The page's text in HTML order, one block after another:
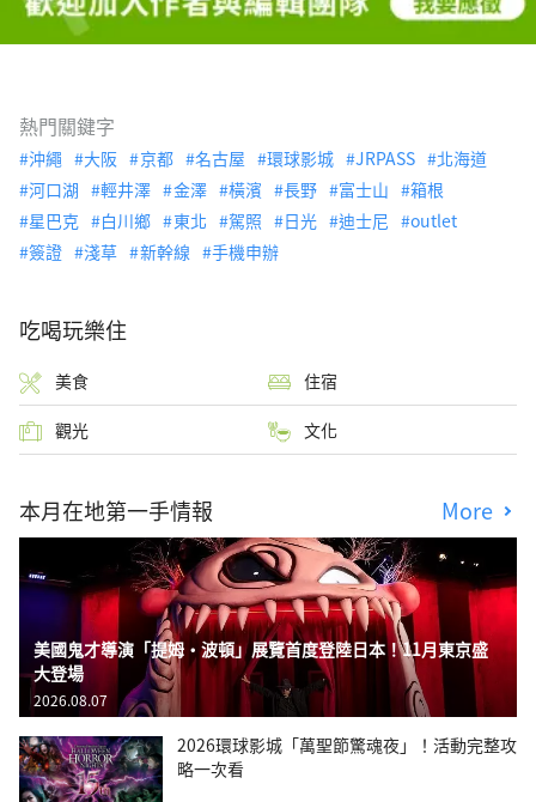
熱門關鍵字
沖繩 大阪 京都 名古屋 環球影城 JRPASS
北海道
河口湖
輕井澤 金澤 橫濱 長野 富士山
箱根
星巴克
白川鄉 東北 駕照 日光 迪士尼
outlet
簽證
淺草 新幹線 手機申辦
吃喝玩樂住
美食 住宿
觀光 文化
本月在地第一手情報 More
美國鬼才導演「提姆・波頓」展覽首度登陸日本！11月東京盛
大登場
2026.08.07
2026環球影城「萬聖節驚魂夜」！活動完整攻
略一次看